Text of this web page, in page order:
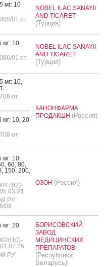
мг: 10
01 от
NOBEL ILAC SANAYII
AND TICARET
(Турция)
мг: 10
01 от
NOBEL ILAC SANAYII
AND TICARET
(Турция)
мг: 10,
от
мг: 10, 20
от
КАНОНФАРМА
ПРОДАКШН (Россия)
мг: 10,
60, 80,
150, 200,
РУ:
09
ОЗОН (Россия)
мг: 20
РУ:
БОРИСОВСКИЙ
ЗАВОД
МЕДИЦИНСКИХ
ПРЕПАРАТОВ
(Республика
Беларусь)